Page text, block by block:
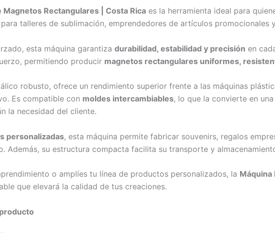
Magnetos Rectangulares | Costa Rica es la herramienta ideal para
talleres de sublimación, emprendedores de artículos promocionales
esta máquina garantiza durabilidad, estabilidad y precisión en
permitiendo producir magnetos rectangulares uniformes,
robusto, ofrece un rendimiento superior frente a las máquinas
Es compatible con moldes intercambiables, lo que la convierte en
la necesidad del cliente.
personalizadas, esta máquina permite fabricar souvenirs, regalos
Además, su estructura compacta facilita su transporte y
o amplíes tu línea de productos personalizados, la Máquina
que elevará la calidad de tus creaciones.